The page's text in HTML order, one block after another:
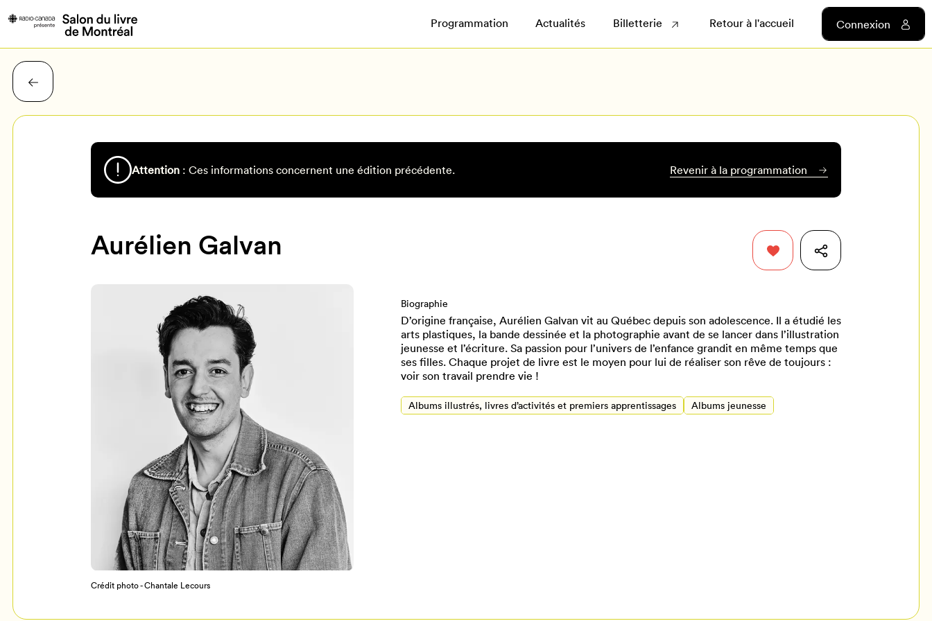
Programmation Actualités Billetterie Retour à l'accueil Connexion
Programmation
Attention : Ces informations concernent une édition précédente. Revenir à la programmation
Aurélien Galvan
Crédit photo - Chantale Lecours
Biographie
D’origine française, Aurélien Galvan vit au Québec depuis son adolescence. Il a étudié les
arts plastiques, la bande dessinée et la photographie avant de se lancer dans l’illustration
jeunesse et l’écriture. Sa passion pour l’univers de l’enfance grandit en même temps que
ses filles. Chaque projet de livre est le moyen pour lui de réaliser son rêve de toujours :
voir son travail prendre vie !
Albums illustrés, livres d’activités et premiers apprentissages Albums jeunesse
Pour enregistrer vos favoris,
connectez-vous ou créez votre profil